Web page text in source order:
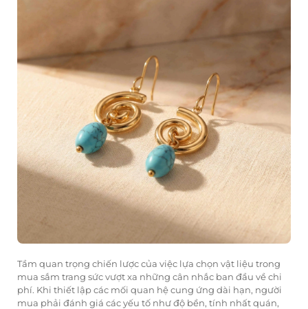
Tầm quan trọng chiến lược của việc lựa chọn vật liệu trong
mua sắm trang sức vượt xa những cân nhắc ban đầu về chi
phí. Khi thiết lập các mối quan hệ cung ứng dài hạn, người
mua phải đánh giá các yếu tố như độ bền, tính nhất quán,